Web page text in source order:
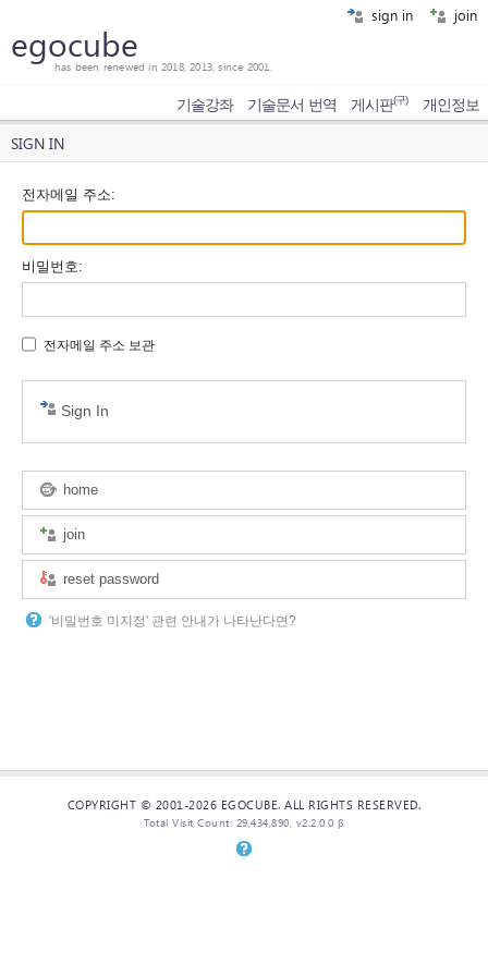
sign in join
egocube
has been renewed in 2018, 2013, since 2001.
기술강좌 기술문서 번역 게시판(구) 개인정보
SIGN IN
전자메일 주소:
비밀번호:
전자메일 주소 보관
Sign In
home
join
reset password
'비밀번호 미지정' 관련 안내가 나타난다면?
COPYRIGHT © 2001-2026 EGOCUBE. ALL RIGHTS RESERVED.
Total Visit Count: 29,434,890, v2.2.0.0 β